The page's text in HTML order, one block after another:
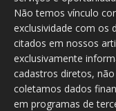
Não temos vínculo
exclusividade com os
citados em nossos
exclusivamente
cadastros diretos,
coletamos dados
em programas de